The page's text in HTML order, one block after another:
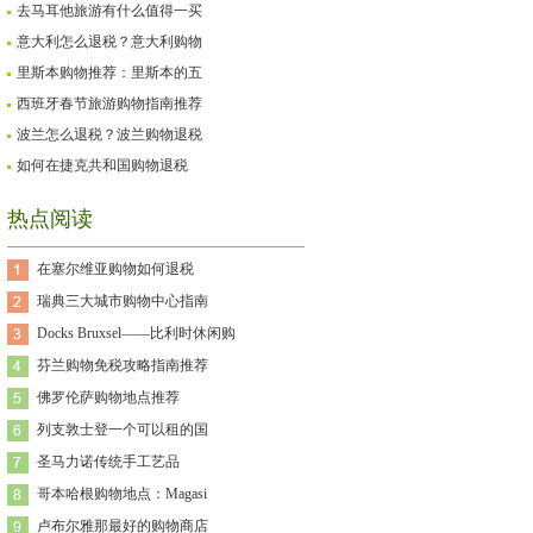
去马耳他旅游有什么值得一买
意大利怎么退税？意大利购物
里斯本购物推荐：里斯本的五
西班牙春节旅游购物指南推荐
波兰怎么退税？波兰购物退税
如何在捷克共和国购物退税
热点阅读
在塞尔维亚购物如何退税
瑞典三大城市购物中心指南
Docks Bruxsel——比利时休闲购
芬兰购物免税攻略指南推荐
佛罗伦萨购物地点推荐
列支敦士登一个可以租的国
圣马力诺传统手工艺品
哥本哈根购物地点：Magasi
卢布尔雅那最好的购物商店